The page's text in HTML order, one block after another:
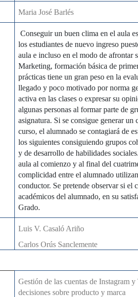
Maria José Barlés
Conseguir un buen clima en el aula
los estudiantes de nuevo ingreso
aula e incluso en el modo de afrontar
Marketing, formación básica de
prácticas tiene un gran peso en la
llegado y poco motivado por norma
activa en las clases o expresar su
algunas personas al formar parte de
asignatura. Si se consigue generar
curso, el alumnado se contagiará de
los siguientes consiguiendo grupos
y de desarrollo de habilidades
aula al comienzo y al final del
complicidad entre el alumnado
conductor. Se pretende observar si el
académicos del alumnado, en su
Grado.
Luis V. Casaló Ariño
Carlos Orús Sanclemente
Gestión de las cuentas de Instagram
decisiones sobre producto y marca